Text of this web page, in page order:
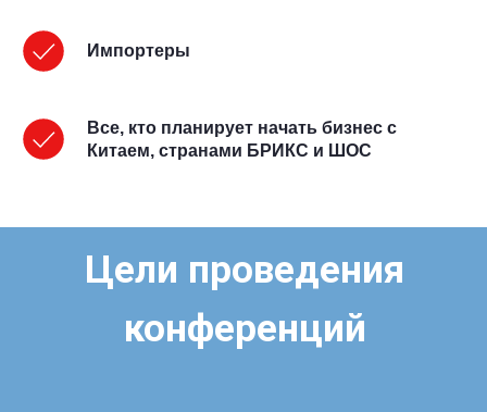
Импортеры
Все, кто планирует начать бизнес с
Китаем, странами БРИКС и ШОС